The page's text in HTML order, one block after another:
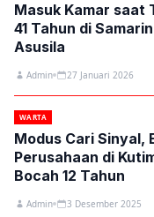
Masuk Kamar saat
41 Tahun di
Asusila
Admin 27 Januari 2026
WARTA
Modus Cari Sinyal,
Perusahaan di
Bocah 12 Tahun
Admin 3 Desember 2025